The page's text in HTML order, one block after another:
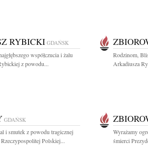
RYBICKI GDAŃSK
współczucia i żalu
z powodu...
Rodzinom,
Arkadiusza
GDAŃSK
i smutek z powodu tragicznej
Polskiej...
Wyrażamy
śmierci